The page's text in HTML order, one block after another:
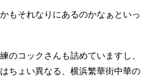
もそれなりにあるのかなぁといっ
のコックさんも詰めていますし、
ちょい異なる、横浜繁華街中華の